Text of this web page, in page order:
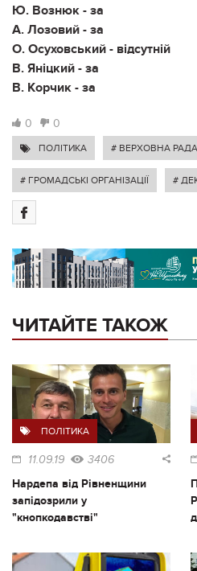
Ю. Вознюк - за
А. Лозовий - за
О. Осуховський - відсутній
В. Яніцкий - за
В. Корчик - за
0 0
ПОЛІТИКА # ВЕРХОВНА РАДА
# ГРОМАДСЬКІ ОРГАНІЗАЦІЇ #
ЧИТАЙТЕ ТАКОЖ
ПОЛІТИКА
11.09.19 3406
Нардепа від Рівненщини
запідозрили у
"кнопкодавстві"